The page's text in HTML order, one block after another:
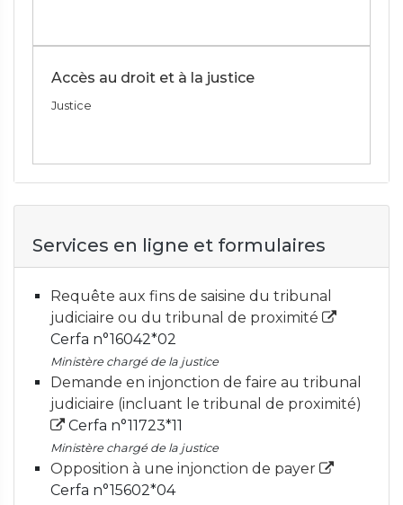
Accès au droit et à la justice
Justice
Services en ligne et formulaires
Requête aux fins de saisine du tribunal
judiciaire ou du tribunal de proximité
Cerfa n°16042*02
Ministère chargé de la justice
Demande en injonction de faire au tribunal
judiciaire (incluant le tribunal de proximité)
Cerfa n°11723*11
Ministère chargé de la justice
Opposition à une injonction de payer
Cerfa n°15602*04